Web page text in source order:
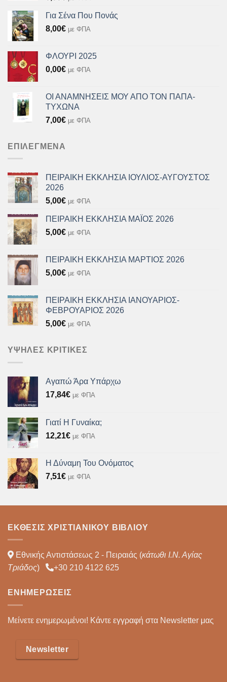
Για Σένα Που Πονάς
8,00€ με ΦΠΑ
ΦΛΟΥΡΙ 2025
0,00€ με ΦΠΑ
ΟΙ ΑΝΑΜΝΗΣΕΙΣ ΜΟΥ ΑΠΟ ΤΟΝ ΠΑΠΑ-
ΤΥΧΩΝΑ
7,00€ με ΦΠΑ
ΕΠΙΛΕΓΜΈΝΑ
ΠΕΙΡΑΙΚΗ ΕΚΚΛΗΣΙΑ ΙΟΥΛΙΟΣ-ΑΥΓΟΥΣΤΟΣ
2026
5,00€ με ΦΠΑ
ΠΕΙΡΑΙΚΗ ΕΚΚΛΗΣΙΑ ΜΑΪΟΣ 2026
5,00€ με ΦΠΑ
ΠΕΙΡΑΙΚΗ ΕΚΚΛΗΣΙΑ ΜΑΡΤΙΟΣ 2026
5,00€ με ΦΠΑ
ΠΕΙΡΑΙΚΗ ΕΚΚΛΗΣΙΑ ΙΑΝΟΥΑΡΙΟΣ-
ΦΕΒΡΟΥΑΡΙΟΣ 2026
5,00€ με ΦΠΑ
ΥΨΗΛΈΣ ΚΡΙΤΙΚΈΣ
Αγαπώ Άρα Υπάρχω
17,84€ με ΦΠΑ
Γιατί Η Γυναίκα;
12,21€ με ΦΠΑ
Η Δύναμη Του Ονόματος
7,51€ με ΦΠΑ
ΈΚΘΕΣΙΣ ΧΡΙΣΤΙΑΝΙΚΟΎ ΒΙΒΛΊΟΥ
Εθνικής Αντιστάσεως 2 - Πειραιάς (κάτωθι Ι.Ν. Αγίας
Τριάδος) +30 210 4122 625
ΕΝΗΜΕΡΏΣΕΙΣ
Μείνετε ενημερωμένοι! Κάντε εγγραφή στα Newsletter μας
Newsletter